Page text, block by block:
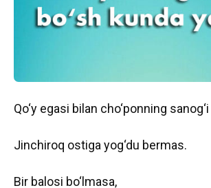
Qo‘y egasi bilan cho‘ponning sanog‘i
Jinchiroq ostiga yog‘du bermas.
Bir balosi bo‘lmasa,